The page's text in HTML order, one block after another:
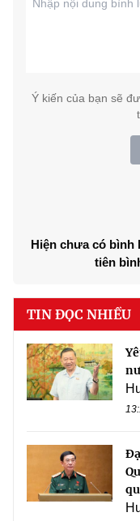
Ý kiến của bạn sẽ
Hiện chưa có bình
tiên
TIN ĐỌC NHIỀU